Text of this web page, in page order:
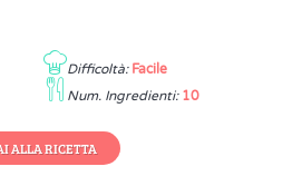
Difficoltà: Facile
Num. Ingredienti: 10
ALLA RICETTA